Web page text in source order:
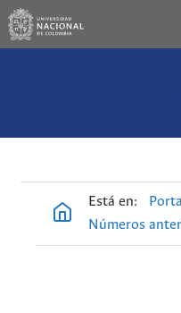
Está en:
Números